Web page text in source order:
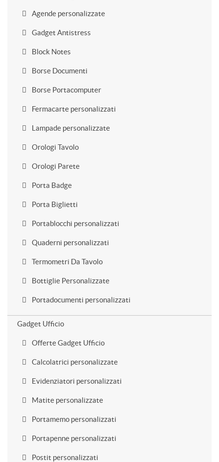
Agende personalizzate
Gadget Antistress
Block Notes
Borse Documenti
Borse Portacomputer
Fermacarte personalizzati
Lampade personalizzate
Orologi Tavolo
Orologi Parete
Porta Badge
Porta Biglietti
Portablocchi personalizzati
Quaderni personalizzati
Termometri Da Tavolo
Bottiglie Personalizzate
Portadocumenti personalizzati
Gadget Ufficio
Offerte Gadget Ufficio
Calcolatrici personalizzate
Evidenziatori personalizzati
Matite personalizzate
Portamemo personalizzati
Portapenne personalizzati
Postit personalizzati